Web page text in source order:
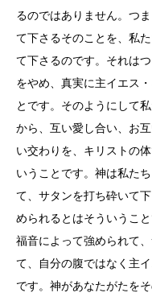
るのではありません。つ
て下さるそのことを、私
て下さるのです。それは
をやめ、真実に主イエス
とです。そのようにして
から、互い愛し合い、お
い交わりを、キリストの
いうことです。神は私た
て、サタンを打ち砕いて
められるとはそういうこ
福音によって強められて
て、自分の腹ではなく主
です。神があなたがたを